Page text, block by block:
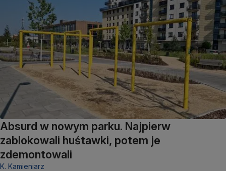
Absurd w nowym parku. Najpierw
zablokowali huśtawki, potem je
zdemontowali
K. Kamieniarz